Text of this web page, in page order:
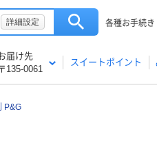
詳細設定 各種お手続き
届け先
135-0061
スイートポイント
P&G